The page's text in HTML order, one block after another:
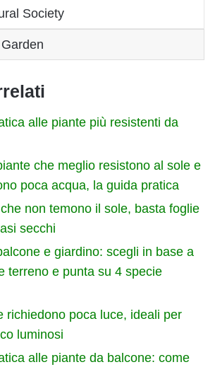
Society
alle piante più resistenti da
che meglio resistono al sole e
poca acqua, la guida pratica
non temono il sole, basta foglie
secchi
e giardino: scegli in base a
terreno e punta su 4 specie
richiedono poca luce, ideali per
luminosi
alle piante da balcone: come